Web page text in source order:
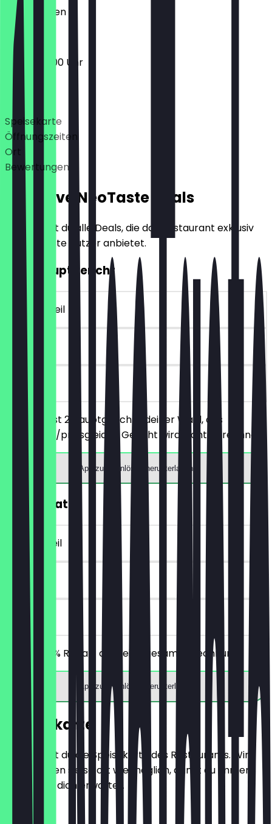
Geschlossen
08:30 - 16:00 Uhr
Deals
Speisekarte
Öffnungszeiten
Ort
Bewertungen
Exklusive NeoTaste Deals
Hier findest du alle Deals, die das Restaurant exklusiv
für NeoTaste Nutzer anbietet.
2für1 Hauptgericht
~€ 16 Vorteil
30 Tage
vor Ort
Du bestellst 2 Hauptgerichte deiner Wahl, das
günstigere/preisgleiche Gericht wird nicht berechnet.
App zum Einlösen herunterladen
30% Rabatt
~€ 5 Vorteil
30 Tage
Erhalte 30% Rabatt auf deine gesamte Rechnung!
App zum Einlösen herunterladen
Speisekarte
Hier findest du die Speisekarte des Restaurants. Wir
aktualisieren sie so oft wie möglich, damit du immer
weißt, was dich erwartet.
EGG DROPS